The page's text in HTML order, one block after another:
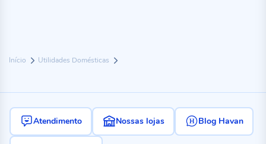
Início Utilidades Domésticas
Atendimento Nossas lojas Blog Havan